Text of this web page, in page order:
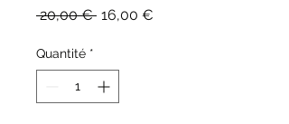
20,00 € Prix
16,00 €
Quantité *